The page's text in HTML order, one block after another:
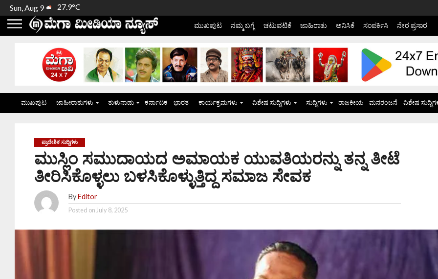
Sun, Aug 9 27.9°C
ಮುಖಪುಟ ನಮ್ಮ ಬಗ್ಗೆ ಚಟುವಟಿಕೆ ಜಾಹಿರಾತು ಅನಿಸಿಕೆ ಸಂಪರ್ಕಿಸಿ ನೇರ ಪ್ರಸಾರ
ಮುಖಪುಟ ಜಾಹೀರಾತುಗಳು ತುಳುನಾಡು ಕರ್ನಾಟಕ ಭಾರತ ಕಾರ್ಯಕ್ರಮಗಳು ವಿಶೇಷ ಸುದ್ದಿಗಳು ಸುದ್ದಿಗಳು ರಾಜಕೀಯ ಮನರಂಜನೆ ವಿಶೇಷ
ಪ್ರಾದೇಶಿಕ ಸುದ್ದಿಗಳು
ಮುಸ್ಲಿಂ ಸಮುದಾಯದ ಅಮಾಯಕ ಯುವತಿಯರನ್ನು ತನ್ನ ತೀಟೆ
ತೀರಿಸಿಕೊಳ್ಳಲು ಬಳಸಿಕೊಳ್ಳುತ್ತಿದ್ದ ಸಮಾಜ ಸೇವಕ
By Editor
Posted on July 8, 2025